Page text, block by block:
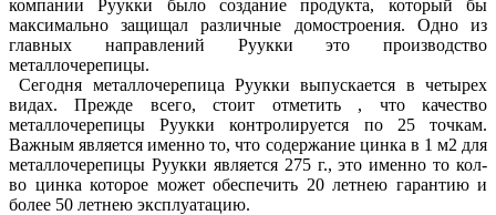
компании Руукки было создание продукта, который бы
максимально защищал различные домостроения. Одно из
главных направлений Руукки это производство
металлочерепицы.
Сегодня металлочерепица Руукки выпускается в четырех
видах. Прежде всего, стоит отметить , что качество
металлочерепицы Руукки контролируется по 25 точкам.
Важным является именно то, что содержание цинка в 1 м2 для
металлочерепицы Руукки является 275 г., это именно то кол-
во цинка которое может обеспечить 20 летнею гарантию и
более 50 летнею эксплуатацию.